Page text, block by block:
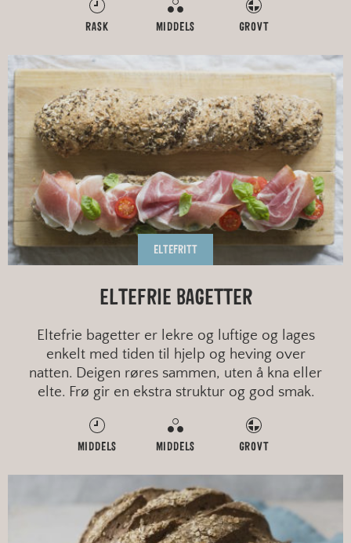
RASK MIDDELS GROVT
ELTEFRITT
ELTEFRIE BAGETTER
Eltefrie bagetter er lekre og luftige og lages
enkelt med tiden til hjelp og heving over
natten. Deigen røres sammen, uten å kna eller
elte. Frø gir en ekstra struktur og god smak.
MIDDELS MIDDELS GROVT